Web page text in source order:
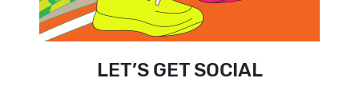
LET’S GET SOCIAL